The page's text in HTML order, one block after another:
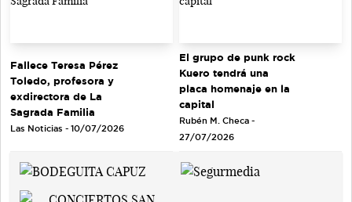
Fallece Teresa Pérez
Toledo, profesora y
exdirectora de La
Sagrada Familia
Las Noticias - 10/07/2026
El grupo de punk rock
Kuero tendrá una
placa homenaje en la
capital
Rubén M. Checa -
27/07/2026